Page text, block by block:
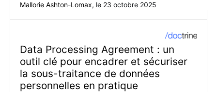
Mallorie Ashton-Lomax, le 23 octobre 2025
Data Processing Agreement : un
outil clé pour encadrer et sécuriser
la sous-traitance de données
personnelles en pratique